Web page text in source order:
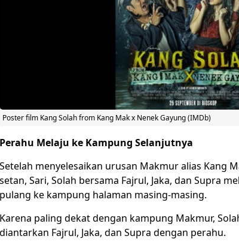
Poster film Kang Solah from Kang Mak x Nenek Gayung (IMDb)
Perahu Melaju ke Kampung Selanjutnya
Setelah menyelesaikan urusan Makmur alias Kang
setan, Sari, Solah bersama Fajrul, Jaka, dan Supra
pulang ke kampung halaman masing-masing.
Karena paling dekat dengan kampung Makmur,
diantarkan Fajrul, Jaka, dan Supra dengan perahu.